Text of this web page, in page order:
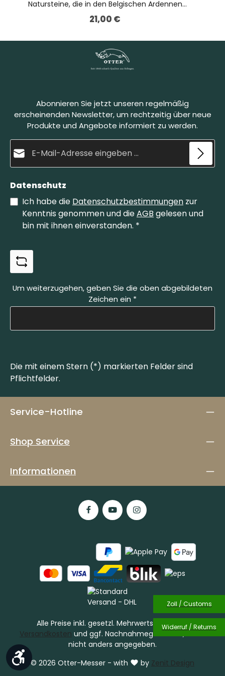
Natursteine, die in den Belgischen Ardennen
Zusammensetzung ermöglicht ein feines und
Schicht wird zum Schleifen verwendet, die
Schieferlage an der Unterseite dient lediglich zur
Verstärkung des Schleifsteins. Zum Schleifen wird
der Belgische Brocken angefeuchtet. Die Klinge
welche die Klinge fein schleift und gleichzeitig
poliert. Der Belgische Brocken Größe 4 ist die
kleinere Variante unserer Brocken.
Regulärer Preis:
21,00 €
Abonnieren Sie jetzt unseren regelmäßig
erscheinenden Newsletter, um rechtzeitig über neue
Produkte und Angebote informiert zu werden.
Datenschutz
Ich habe die Datenschutzbestimmungen zur
Kenntnis genommen und dieAGB gelesen und
bin mit ihnen einverstanden. *
Um weiterzugehen, geben Sie die oben abgebildeten
Zeichen ein *
Die mit einem Stern (*) markierten Felder sind
Pflichtfelder.
Service-Hotline
Shop Service
Informationen
© 2026 Otter-Messer - with by Zenit Design
Alle Preise inkl. gesetzl. Mehrwertsteuer zzgl.
Versandkosten und ggf. Nachnahmegebühren, wenn
nicht anders angegeben.
Zoll / Customs
Widerruf / Returns
Werkzeugleiste anzeigen